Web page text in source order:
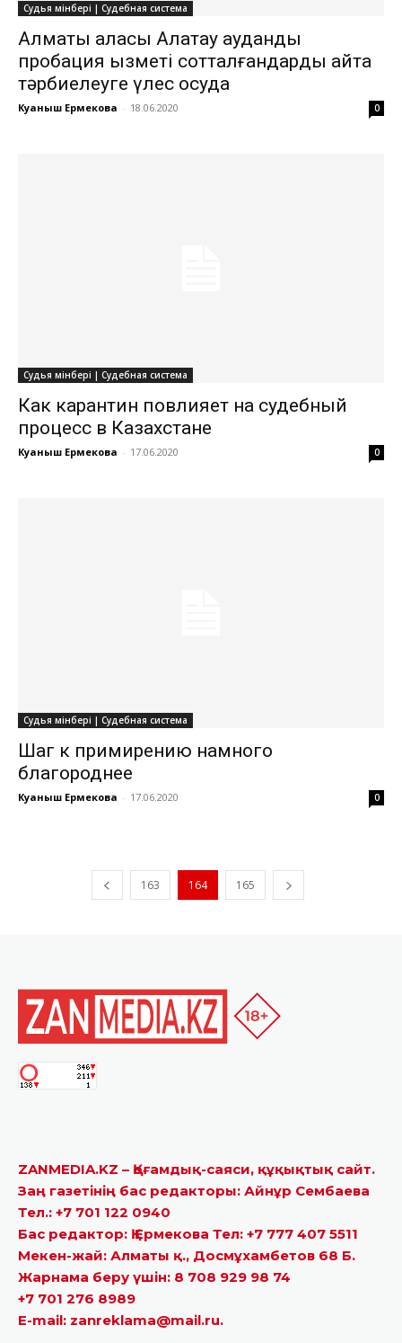
Судья мінбері | Судебная система
Алматы қаласы Алатау аудандық
пробация қызметі сотталғандарды қайта
тәрбиелеуге үлес қосуда
Куаныш Ермекова - 18.06.2020 0
Судья мінбері | Судебная система
Как карантин повлияет на судебный
процесс в Казахстане
Куаныш Ермекова - 17.06.2020 0
Судья мінбері | Судебная система
Шаг к примирению намного
благороднее
Куаныш Ермекова - 17.06.2020 0
163 164 165
ZANMEDIA.KZ – Қоғамдық-саяси, құқықтық сайт.
Заң газетінің бас редакторы: Айнұр Сембаева
Тел.: +7 701 122 0940
Бас редактор: Қ.Ермекова Тел: +7 777 407 5511
Мекен-жай: Алматы қ., Досмұхамбетов 68 Б.
Жарнама беру үшін: 8 708 929 98 74
+7 701 276 8989
E-mail: zanreklama@mail.ru.